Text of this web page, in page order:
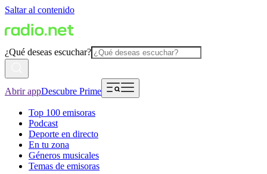
Saltar al contenido
¿Qué deseas escuchar?
Abrir appDescubre Prime
Top 100 emisoras
Podcast
Deporte en directo
En tu zona
Géneros musicales
Temas de emisoras